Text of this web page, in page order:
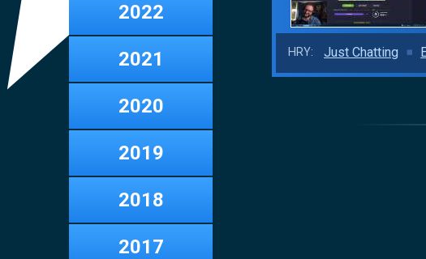
2022
2021
2020
2019
2018
2017
HRY: Just Chatting